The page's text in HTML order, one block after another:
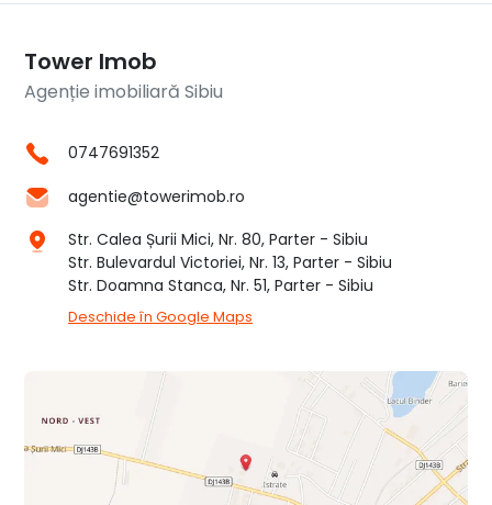
Tower Imob
Agenție imobiliară Sibiu
0747691352
agentie@towerimob.ro
Str. Calea Șurii Mici, Nr. 80, Parter - Sibiu
Str. Bulevardul Victoriei, Nr. 13, Parter - Sibiu
Str. Doamna Stanca, Nr. 51, Parter - Sibiu
Deschide în Google Maps